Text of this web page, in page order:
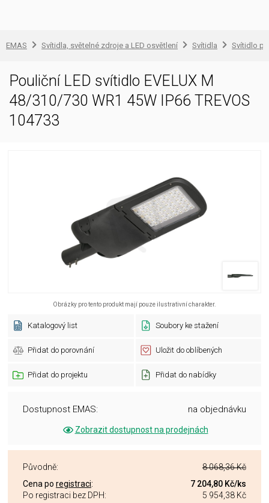
EMAS Svítidla, světelné zdroje a LED osvětlení Svítidla Svítidlo
Pouliční LED svítidlo EVELUX M
48/310/730 WR1 45W IP66 TREVOS
104733
Obrázky pro tento produkt mají pouze ilustrativní charakter.
Katalogový list Soubory ke stažení
Přidat do porovnání Uložit do oblíbených
Přidat do projektu Přidat do nabídky
Dostupnost EMAS: na objednávku
Zobrazit dostupnost na prodejnách
Původně:
8 068,36 Kč
Cena po registraci: 7 204,80 Kč/ks
Po registraci bez DPH:
5 954,38 Kč